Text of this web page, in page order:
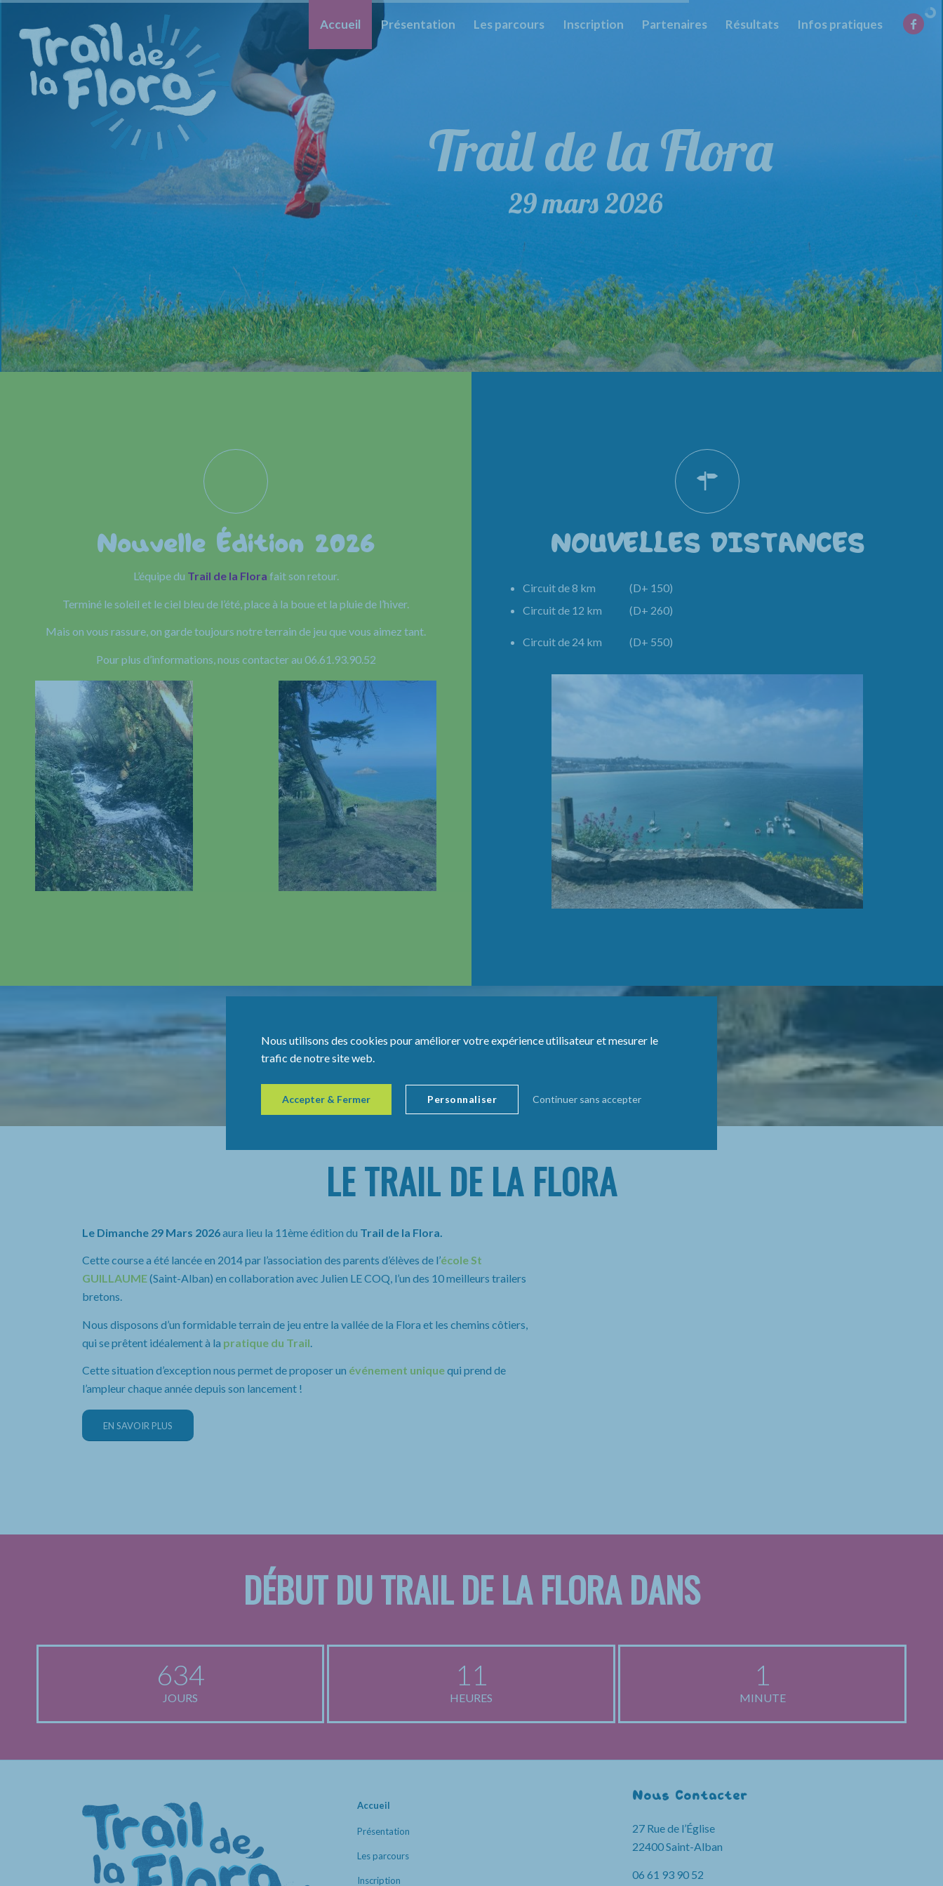
Accueil Présentation Les parcours Inscription Partenaires Résultats Infos pratiques
Trail de la Flora
29 mars 2026
Trail de la Flora
29 mars 2026
Nouvelle Édition 2026
L’équipe du Trail de la Flora fait son retour.
Terminé le soleil et le ciel bleu de l’été, place à la boue et la pluie de l’hiver.
Mais on vous rassure, on garde toujours notre terrain de jeu que vous aimez tant.
Pour plus d’informations, nous contacter au 06.61.93.90.52
NOUVELLES DISTANCES
Circuit de 8 km (D+ 150)
Circuit de 12 km (D+ 260)
Circuit de 24 km (D+ 550)
LE TRAIL DE LA FLORA
Le Dimanche 29 Mars 2026aura lieu la 11ème édition du Trail de la Flora.
Cette course a été lancée en 2014 par l’association des parents d’élèves de l’école St
GUILLAUME(Saint-Alban) en collaboration avec Julien LE COQ, l’un des 10 meilleurs trailers
bretons.
Nous disposons d’un formidable terrain de jeu entre la vallée de la Flora et les chemins côtiers,
qui se prêtent idéalement à la pratique du Trail
Cette situation d’exception nous permet de proposer un événement uniquequi prend de
l’ampleur chaque année depuis son lancement !
EN SAVOIR PLUS
DÉBUT DU TRAIL DE LA FLORA DANS
634
JOURS
11
HEURES
1
MINUTE
Accueil
Présentation
Les parcours
Inscription
Nous Contacter
27 Rue de l’Église
22400 Saint-Alban
06 61 93 90 52
Nous utilisons des cookies pour améliorer votre expérience utilisateur et mesurer le
trafic de notre site web.
Accepter & Fermer Continuer sans accepter
Personnaliser